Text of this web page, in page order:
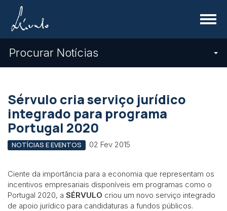
Menu
Procurar Notícias
Sérvulo cria serviço jurídico
integrado para programa
Portugal 2020
NOTÍCIAS E EVENTOS 02 Fev 2015
Ciente da importância para a economia que representam os
incentivos empresariais disponíveis em programas como o
Portugal 2020, a SÉRVULO criou um novo serviço integrado
de apoio jurídico para candidaturas a fundos públicos.